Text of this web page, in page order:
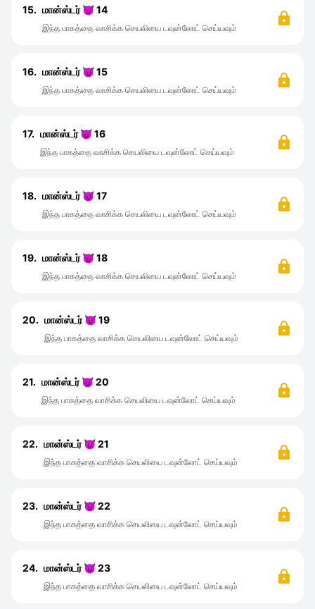
15. மான்ஸ்டர் 😈 14
இந்த பாகத்தை வாசிக்க செயலியை டவுன்லோட் செய்யவும்
16. மான்ஸ்டர் 😈 15
இந்த பாகத்தை வாசிக்க செயலியை டவுன்லோட் செய்யவும்
17. மான்ஸ்டர் 😈 16
இந்த பாகத்தை வாசிக்க செயலியை டவுன்லோட் செய்யவும்
18. மான்ஸ்டர் 😈 17
இந்த பாகத்தை வாசிக்க செயலியை டவுன்லோட் செய்யவும்
19. மான்ஸ்டர் 😈 18
இந்த பாகத்தை வாசிக்க செயலியை டவுன்லோட் செய்யவும்
20. மான்ஸ்டர் 😈 19
இந்த பாகத்தை வாசிக்க செயலியை டவுன்லோட் செய்யவும்
21. மான்ஸ்டர் 😈 20
இந்த பாகத்தை வாசிக்க செயலியை டவுன்லோட் செய்யவும்
22. மான்ஸ்டர் 😈 21
இந்த பாகத்தை வாசிக்க செயலியை டவுன்லோட் செய்யவும்
23. மான்ஸ்டர் 😈 22
இந்த பாகத்தை வாசிக்க செயலியை டவுன்லோட் செய்யவும்
24. மான்ஸ்டர் 😈 23
இந்த பாகத்தை வாசிக்க செயலியை டவுன்லோட் செய்யவும்